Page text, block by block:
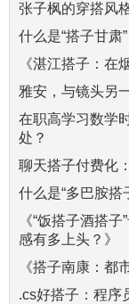
张子枫的穿搭风
什么是“搭子甘肃
《湛江搭子：在
雅安，与镜头另
在职高学习数学
处？
聊天搭子付费化
什么是“多巴胺搭
《“饭搭子酒搭
感有多上头？》
《搭子南康：都
.cs好搭子：程序